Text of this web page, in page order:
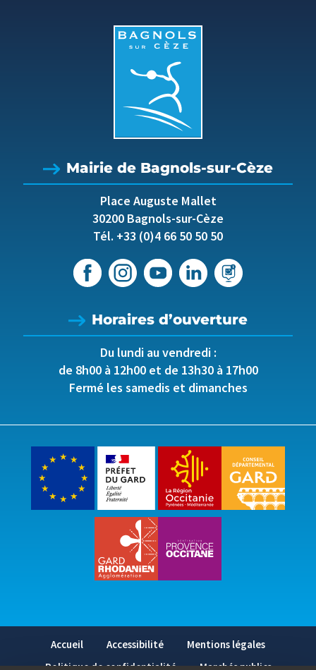
Mairie de Bagnols-sur-Cèze
Place Auguste Mallet
30200 Bagnols-sur-Cèze
Tél. +33 (0)4 66 50 50 50
Horaires d’ouverture
Du lundi au vendredi :
de 8h00 à 12h00 et de 13h30 à 17h00
Fermé les samedis et dimanches
Accueil Accessibilité
Mentions légales
Politique de confidentialité
Marchés publics